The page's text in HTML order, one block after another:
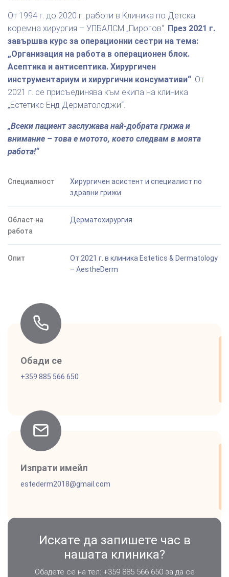
От 1994 г. до 2020 г. работи в Клиника по Детска
коремна хирургия – УПБАЛСМ „Пирогов“. През 2021 г.
завършва курс за операционни сестри на тема:
„Организация на работа в операционен блок.
Асептика и антисептика. Хирургичен
инструментариум и хирургични консумативи“. От
2021 г. се присъединява към екипа на клиника
„Естетикс Енд Дерматолоджи“.
„Всеки пациент заслужава най-добрата грижа и
внимание – това е мотото, което следвам в моята
работа!“
Специалност
Хирургичен асистент и специалист по
здравни грижи
Област на
работа
Дерматохирургия
Опит
От 2021 г. в клиника Estetics & Dermatology
– AestheDerm
Обади се
+359 885 566 650
Изпрати имейл
estederm2018@gmail.com
Искате да запишете час в
нашата клиника?
Обадете се на тел: +359 885 566 650 за да се